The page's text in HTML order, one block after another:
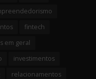
fintech
em geral
investimentos
relacionamentos